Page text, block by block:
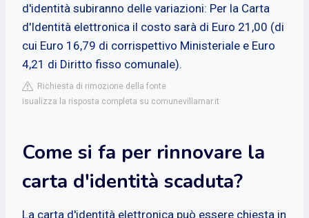
d'identità subiranno delle variazioni: Per la Carta
d'Identità elettronica il costo sarà di Euro 21,00 (di
cui Euro 16,79 di corrispettivo Ministeriale e Euro
4,21 di Diritto fisso comunale).
Richiesta di rimozione della fonte
isualizza la risposta completa su comunevillamar.it
Come si fa per rinnovare la
carta d'identità scaduta?
La carta d'identità elettronica può essere chiesta in